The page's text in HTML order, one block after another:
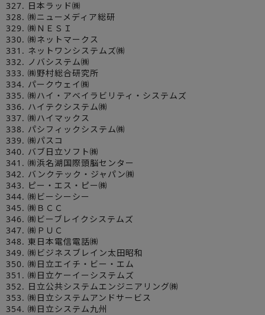
327. 日本ラッド㈱
328. ㈱ニューメディア総研
329. ㈱ＮＥＳＩ
330. ㈱ネットマークス
331. ネットワンシステムズ㈱
332. ノバシステム㈱
333. ㈱野村総合研究所
334. パークウェイ㈱
335. ㈱ハイ・アベイラビリティ・システムズ
336. ハイテクシステム㈱
337. ㈱ハイマックス
338. パシフィックシステム㈱
339. ㈱パスコ
340. バブ日立ソフト㈱
341. ㈱浜名湖国際頭脳センター
342. バンクテック・ジャパン㈱
343. ピー・エス・ピー㈱
344. ㈱ビーシーシー
345. ㈱ＢＣＣ
346. ㈱ビーブレイクシステムズ
347. ㈱ＰＵＣ
348. 東日本電信電話㈱
349. ㈱ビジネスブレイン太田昭和
350. ㈱日立エイチ・ビー・エム
351. ㈱日立ケーイーシステムズ
352. 日立公共システムエンジニアリング㈱
353. ㈱日立システムアンドサービス
354. ㈱日立システム九州